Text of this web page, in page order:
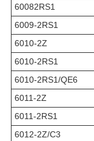
60082RS1
6009-2RS1
6010-2Z
6010-2RS1
6010-2RS1/QE6
6011-2Z
6011-2RS1
6012-2Z/C3